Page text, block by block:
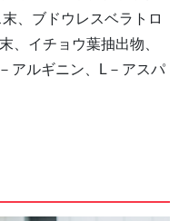
、ブドウレスベラトロ
、イチョウ葉抽出物、
アルギニン、L－アスパ